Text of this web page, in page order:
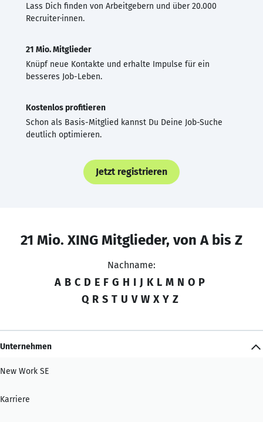
Lass Dich finden von Arbeitgebern und über 20.000
Recruiter·innen.
21 Mio. Mitglieder
Knüpf neue Kontakte und erhalte Impulse für ein
besseres Job-Leben.
Kostenlos profitieren
Schon als Basis-Mitglied kannst Du Deine Job-Suche
deutlich optimieren.
Jetzt registrieren
21 Mio. XING Mitglieder, von A bis Z
Nachname:
A B C D E F G H I J K L M N O P
Q R S T U V W X Y Z
Unternehmen
New Work SE
Karriere